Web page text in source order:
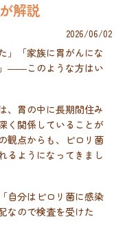
解説
2026/06/02
」「家族に胃がんにな
――このような方はい
、胃の中に長期間住み
く関係していることが
観点からも、ピロリ菌
るようになってきまし
自分はピロリ菌に感染
なので検査を受けた